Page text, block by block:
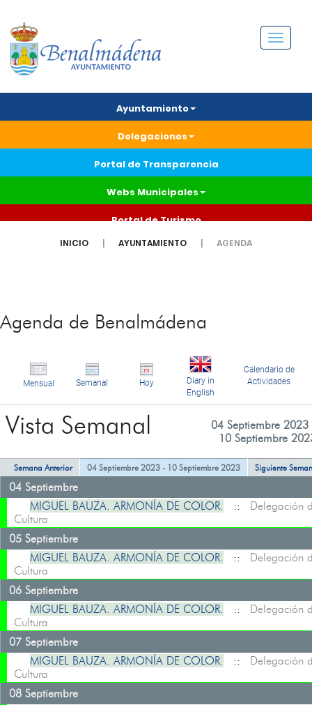
Menú
Ayuntamiento
Delegaciones
Portal de Transparencia
Webs Municipales
Portal de Turismo
INICIO AYUNTAMIENTO AGENDA
Agenda de Benalmádena
Mensual Semanal Hoy
Diary in
English
Calendario de
Actividades
Vista Semanal
04 Septiembre 2023
10 Septiembre
Semana Anterior 04 Septiembre 2023 - 10 Septiembre 2023 Siguiente
04 Septiembre
MIGUEL BAUZA. ARMONÍA DE COLOR.
:: Delegación
Cultura
05 Septiembre
MIGUEL BAUZA. ARMONÍA DE COLOR.
:: Delegación
Cultura
06 Septiembre
MIGUEL BAUZA. ARMONÍA DE COLOR.
:: Delegación
Cultura
07 Septiembre
MIGUEL BAUZA. ARMONÍA DE COLOR.
:: Delegación
Cultura
08 Septiembre